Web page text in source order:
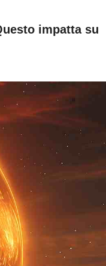
impatta su